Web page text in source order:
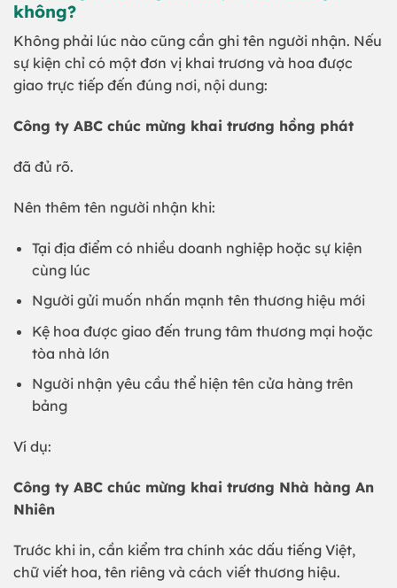
không?
Không phải lúc nào cũng cần ghi tên người nhận. Nếu
sự kiện chỉ có một đơn vị khai trương và hoa được
giao trực tiếp đến đúng nơi, nội dung:
Công ty ABC chúc mừng khai trương hồng phát
đã đủ rõ.
Nên thêm tên người nhận khi:
Tại địa điểm có nhiều doanh nghiệp hoặc sự kiện
cùng lúc
Người gửi muốn nhấn mạnh tên thương hiệu mới
Kệ hoa được giao đến trung tâm thương mại hoặc
tòa nhà lớn
Người nhận yêu cầu thể hiện tên cửa hàng trên
bảng
Ví dụ:
Công ty ABC chúc mừng khai trương Nhà hàng An
Nhiên
Trước khi in, cần kiểm tra chính xác dấu tiếng Việt,
chữ viết hoa, tên riêng và cách viết thương hiệu.